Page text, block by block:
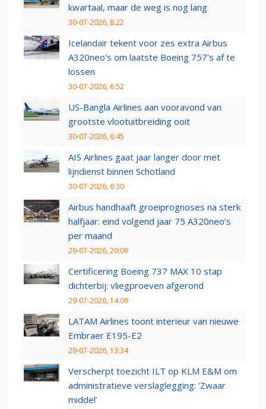
kwartaal, maar de weg is nog lang
30-07-2026, 8:22
Icelandair tekent voor zes extra Airbus
A320neo's om laatste Boeing 757's af te
lossen
30-07-2026, 6:52
US-Bangla Airlines aan vooravond van
grootste vlootuitbreiding ooit
30-07-2026, 6:45
AIS Airlines gaat jaar langer door met
lijndienst binnen Schotland
30-07-2026, 6:30
Airbus handhaaft groeiprognoses na sterk
halfjaar: eind volgend jaar 75 A320neo’s
per maand
29-07-2026, 20:09
Certificering Boeing 737 MAX 10 stap
dichterbij: vliegproeven afgerond
29-07-2026, 14:09
LATAM Airlines toont interieur van nieuwe
Embraer E195-E2
29-07-2026, 13:34
Verscherpt toezicht ILT op KLM E&M om
administratieve verslaglegging: ‘Zwaar
middel’